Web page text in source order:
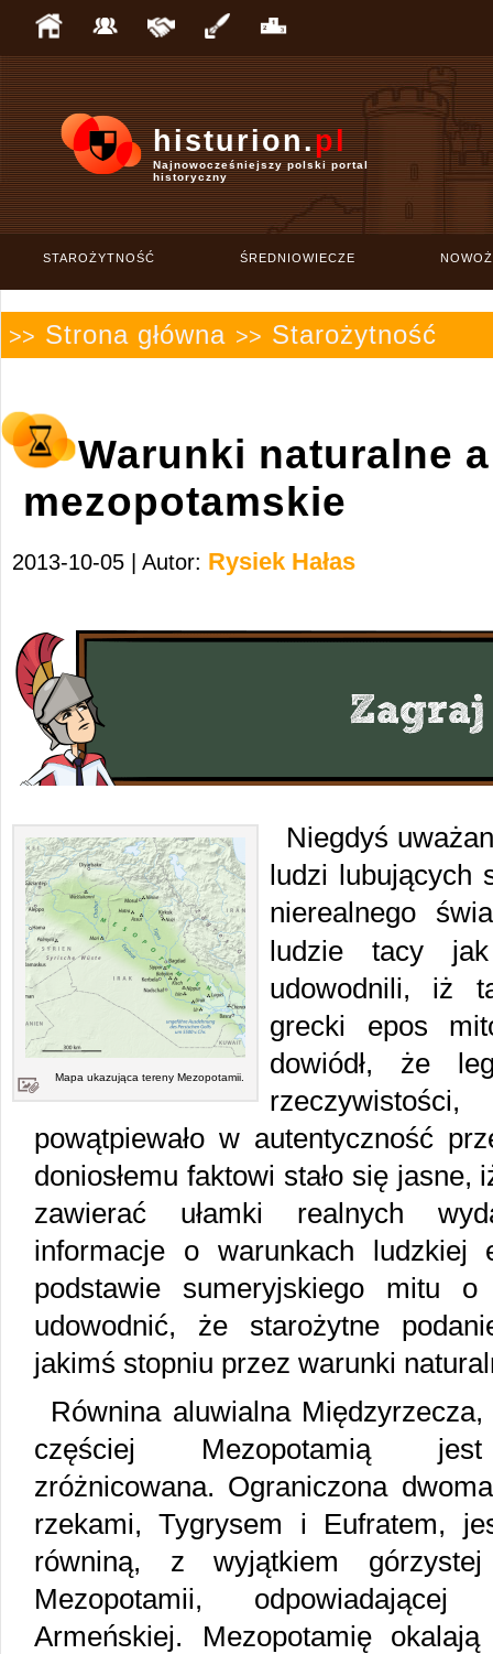
histurion.pl
Najnowocześniejszy polski portal
historyczny
STAROŻYTNOŚĆ ŚREDNIOWIECZE
>> Strona główna >> Starożytność
Warunki naturalne
mezopotamskie
2013-10-05 | Autor: Rysiek Hałas
Mapa ukazująca tereny Mezopotamii.
Niegdyś
ludzi lubujących
nierealnego
ludzie tacy
udowodnili, iż
grecki epos
dowiódł, że
powątpiewało w autentyczność
doniosłemu faktowi stało się
zawierać ułamki realnych
informacje o warunkach ludzkiej
podstawie sumeryjskiego mitu
udowodnić, że starożytne
jakimś stopniu przez warunki
Równina aluwialna Międzyrzecza,
częściej Mezopotamią
zróżnicowana. Ograniczona
rzekami, Tygrysem i Eufratem,
równiną, z wyjątkiem górzystej
Mezopotamii, odpowiadającej
Armeńskiej. Mezopotamię